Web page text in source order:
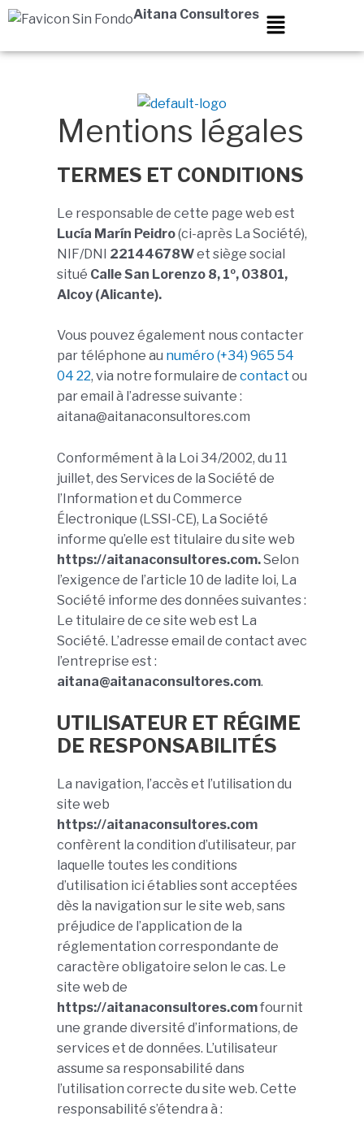
Aller
contenu
Aitana Consultores
Mentions légales
TERMES ET CONDITIONS
Le responsable de cette page web est
Lucía Marín Peidro(ci-après La Société),
NIF/DNI 22144678Wet siège social
situé Calle San Lorenzo 8, 1º, 03801,
Alcoy (Alicante).
Vous pouvez également nous contacter
par téléphone au numéro (+34) 965 54
04 22, via notre formulaire de contact ou
par email à l’adresse suivante :
aitana@aitanaconsultores.com
Conformément à la Loi 34/2002, du 11
juillet, des Services de la Société de
l’Information et du Commerce
Électronique (LSSI-CE), La Société
informe qu’elle est titulaire du site web
https://aitanaconsultores.com.Selon
l’exigence de l’article 10 de ladite loi, La
Société informe des données suivantes :
Le titulaire de ce site web est La
Société. L’adresse email de contact avec
l’entreprise est :
aitana@aitanaconsultores.com.
UTILISATEUR ET RÉGIME
DE RESPONSABILITÉS
La navigation, l’accès et l’utilisation du
site web
https://aitanaconsultores.com
confèrent la condition d’utilisateur, par
laquelle toutes les conditions
d’utilisation ici établies sont acceptées
dès la navigation sur le site web, sans
préjudice de l’application de la
réglementation correspondante de
caractère obligatoire selon le cas. Le
site web de
https://aitanaconsultores.comfournit
une grande diversité d’informations, de
services et de données. L’utilisateur
assume sa responsabilité dans
l’utilisation correcte du site web. Cette
responsabilité s’étendra à :